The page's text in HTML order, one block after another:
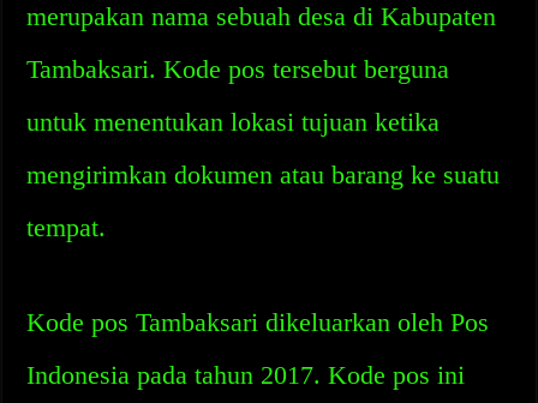
merupakan nama sebuah desa di Kabupaten
Tambaksari. Kode pos tersebut berguna
untuk menentukan lokasi tujuan ketika
mengirimkan dokumen atau barang ke suatu
tempat.
Kode pos Tambaksari dikeluarkan oleh Pos
Indonesia pada tahun 2017. Kode pos ini